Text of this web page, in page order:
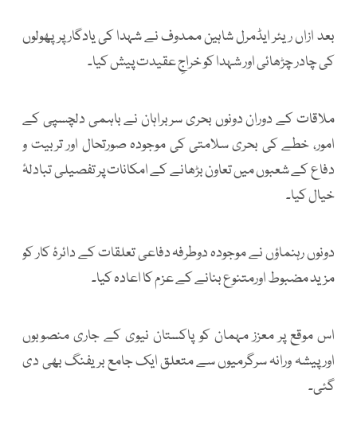
بعد ازاں ریئر ایڈمرل شاہین ممدوف نے شہدا کی یادگار پر پھولوں
کی چادر چڑھائی اور شہدا کو خراجِ عقیدت پیش کیا۔
ملاقات کے دوران دونوں بحری سربراہان نے باہمی دلچسپی کے
امور، خطے کی بحری سلامتی کی موجودہ صورتحال اور تربیت و
دفاع کے شعبوں میں تعاون بڑھانے کے امکانات پر تفصیلی تبادلۂ
خیال کیا۔
دونوں رہنماؤں نے موجودہ دوطرفہ دفاعی تعلقات کے دائرۂ کار کو
مزید مضبوط اورمتنوع بنانے کے عزم کا اعادہ کیا۔
اس موقع پر معزز مہمان کو پاکستان نیوی کے جاری منصوبوں
اورپیشہ ورانہ سرگرمیوں سے متعلق ایک جامع بریفنگ بھی دی
گئی۔